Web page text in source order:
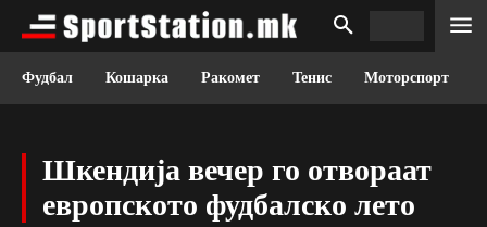
Фудбал Кошарка Ракомет Тенис Моторспорт
Шкендија вечер го отвораат
европското фудбалско лето